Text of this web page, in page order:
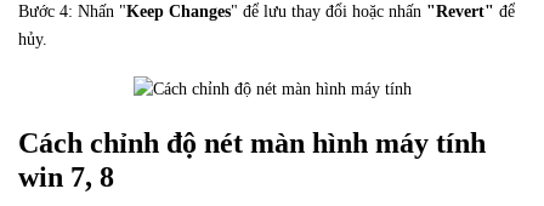
Bước 4: Nhấn "Keep Changes" để lưu thay đổi hoặc nhấn "Revert" để
hủy.
Cách chỉnh độ nét màn hình máy tính
win 7, 8